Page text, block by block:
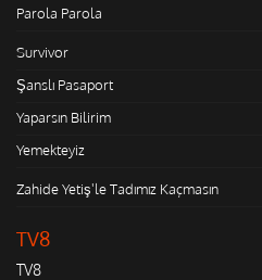
Parola Parola
Survivor
Şanslı Pasaport
Yaparsın Bilirim
Yemekteyiz
Zahide Yetiş'le Tadımız Kaçmasın
TV8
TV8